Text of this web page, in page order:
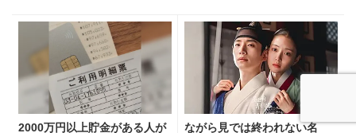
2000万円以上貯金がある人が ながら見では終われない名